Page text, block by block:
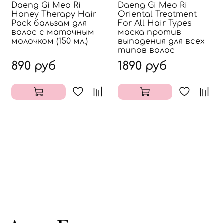
Daeng Gi Meo Ri
Honey Therapy Hair
Pack бальзам для
волос с маточным
молочком (150 мл.)
890 руб
Daeng Gi Meo Ri
Oriental Treatment
For All Hair Types
маска против
выпадения для всех
типов волос
1890 руб